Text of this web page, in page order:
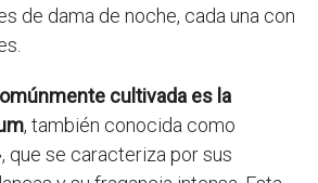
de dama de noche, cada una con
cultivada es la
, también conocida como
que se caracteriza por sus